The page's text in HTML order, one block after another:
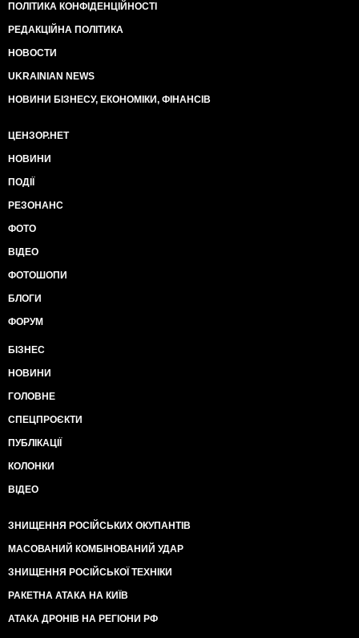
ПОЛІТИКА КОНФІДЕНЦІЙНОСТІ
РЕДАКЦІЙНА ПОЛІТИКА
НОВОСТИ
UKRAINIAN NEWS
НОВИНИ БІЗНЕСУ, ЕКОНОМІКИ, ФІНАНСІВ
ЦЕНЗОР.НЕТ
НОВИНИ
ПОДІЇ
РЕЗОНАНС
ФОТО
ВІДЕО
ФОТОШОПИ
БЛОГИ
ФОРУМ
БІЗНЕС
НОВИНИ
ГОЛОВНЕ
СПЕЦПРОЄКТИ
ПУБЛІКАЦІЇ
КОЛОНКИ
ВІДЕО
ЗНИЩЕННЯ РОСІЙСЬКИХ ОКУПАНТІВ
МАСОВАНИЙ КОМБІНОВАНИЙ УДАР
ЗНИЩЕННЯ РОСІЙСЬКОЇ ТЕХНІКИ
РАКЕТНА АТАКА НА КИЇВ
АТАКА ДРОНІВ НА РЕГІОНИ РФ